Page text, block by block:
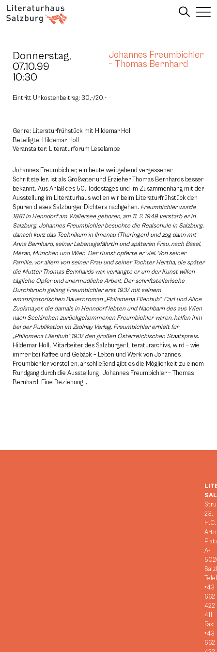
Donnerstag,
07.10.99
10:30
Johannes Freumbichler
– Thomas Bernhard
Eintritt Unkostenbeitrag: 30,-/20,-
Genre: Literaturfrühstück mit Hildemar Holl
Beteiligte: Hildemar Holl
Veranstalter: Literaturforum Leselampe
Johannes Freumbichler, ein heute weitgehend vergessener
Schriftsteller, ist als Großvater und Erzieher Thomas Bernhards besser
bekannt. Aus Anlaß des 50. Todestages und im Zusammenhang mit der
Ausstellung im Literaturhaus wollen wir beim Literaturfrühstück den
Spuren dieses Salzburger Dichters nachgehen. Freumbichler wurde
1881 in Henndorf am Wallersee geboren, am 11. 2. 1949 verstarb er in
Salzburg. Johannes Freumbichler besuchte die Realschule in Salzburg,
danach kurz das Technikum in Ilmenau (Thüringen) und zog dann mit
Anna Bernhard, seiner Lebensgefährtin und späteren Frau, nach Basel,
Meran, München und Wien. Der Kunst opferte er viel. Von seiner
Familie, vor allem von seiner Frau und seiner Tochter Hertha, die später
die Mutter Thomas Bernhards war, verlangte er um der Kunst willen
tägliche Opfer und unermüdliche Arbeit. Der schriftstellerische
Durchbruch gelang Freumbichler erst 1937 mit seinem
emanzipatorischen Bauernroman „Philomena Ellenhub“. Carl und Alice
Zuckmayer, die damals in Henndorf lebten und Nachbarn des aus Wien
nach Seekirchen zurückgekommenen Freumbichler waren, halfen ihm
bei der Publikation im Zsolnay Verlag. Freumbichler erhielt für
„Philomena Ellenhub“ 1937 den großen Österreichischen Staatspreis.
Hildemar Holl, Mitarbeiter des Salzburger Literaturarchivs, wird – wie
immer bei Kaffee und Gebäck – Leben und Werk von Johannes
Freumbichler vorstellen, anschließend gibt es die Möglichkeit zu einem
Rundgang durch die Ausstellung „Johannes Freumbichler – Thomas
Bernhard. Eine Beziehung“.
23,
H.C.
A-
+43
662
422
411
Fax:
+43
662